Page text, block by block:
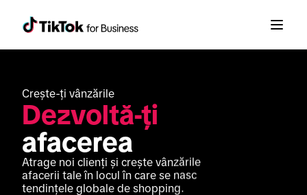
Crește-ți vânzările
Dezvoltă-ți
afacerea
Atrage noi clienți și crește vânzările
afacerii tale în locul în care se nasc
tendințele globale de shopping.